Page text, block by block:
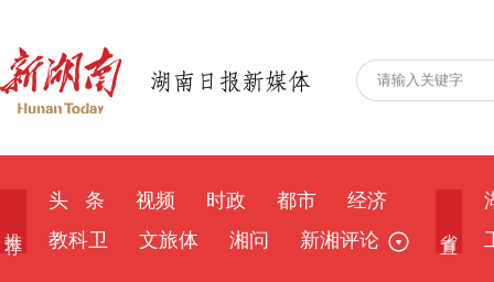
头 条 视频 时政 都市
经济
教科卫
文旅体 湘问 新湘评论